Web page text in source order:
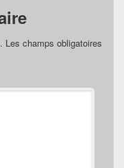
Les champs obligatoires